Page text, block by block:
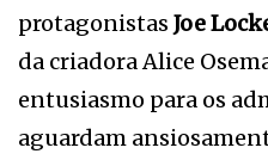
protagonistas Joe
da criadora Alice
entusiasmo para os
aguardam